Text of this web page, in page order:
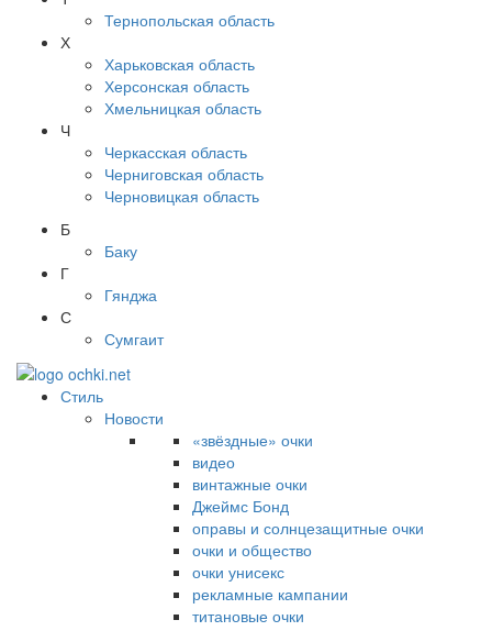
Тернопольская область
Х
Харьковская область
Херсонская область
Хмельницкая область
Ч
Черкасская область
Черниговская область
Черновицкая область
Б
Баку
Г
Гянджа
С
Сумгаит
Стиль
Новости
«звёздные» очки
видео
винтажные очки
Джеймс Бонд
оправы и солнцезащитные очки
очки и общество
очки унисекс
рекламные кампании
титановые очки